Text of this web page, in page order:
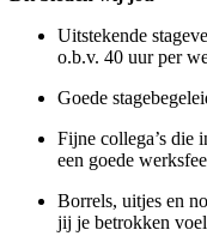
Uitstekende
o.b.v. 40 uur per
Goede
Fijne collega’s die
een goede
Borrels, uitjes en
jij je betrokken